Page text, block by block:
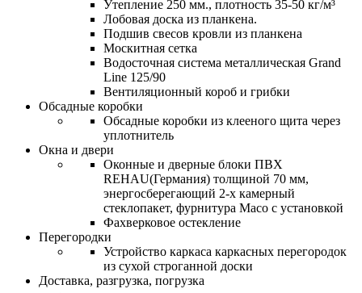
Утепление 250 мм., плотность 35-50 кг/м³
Лобовая доска из планкена.
Подшив свесов кровли из планкена
Москитная сетка
Водосточная система металлическая Grand
Line 125/90
Вентиляционный короб и грибки
Обсадные коробки
Обсадные коробки из клееного щита через
уплотнитель
Окна и двери
Оконные и дверные блоки ПВХ
REHAU(Германия) толщиной 70 мм,
энергосберегающий 2-х камерный
стеклопакет, фурнитура Maco с установкой
Фахверковое остекление
Перегородки
Устройство каркаса каркасных перегородок
из сухой строганной доски
Доставка, разгрузка, погрузка